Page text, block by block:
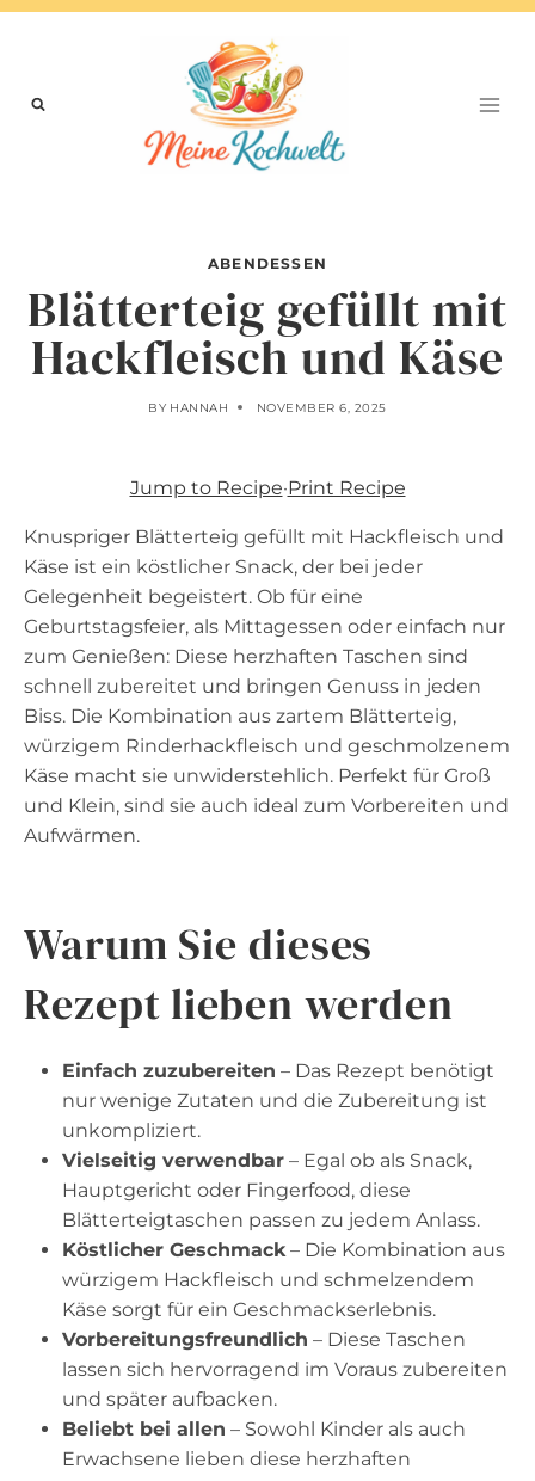
Skip
ABENDESSEN
Blätterteig gefüllt mit
Hackfleisch und Käse
BY HANNAH NOVEMBER 6, 2025
Jump to Recipe·Print Recipe
Knuspriger Blätterteig gefüllt mit Hackfleisch und
Käse ist ein köstlicher Snack, der bei jeder
Gelegenheit begeistert. Ob für eine
Geburtstagsfeier, als Mittagessen oder einfach nur
zum Genießen: Diese herzhaften Taschen sind
schnell zubereitet und bringen Genuss in jeden
Biss. Die Kombination aus zartem Blätterteig,
würzigem Rinderhackfleisch und geschmolzenem
Käse macht sie unwiderstehlich. Perfekt für Groß
und Klein, sind sie auch ideal zum Vorbereiten und
Aufwärmen.
Warum Sie dieses
Rezept lieben werden
Einfach zuzubereiten – Das Rezept benötigt
nur wenige Zutaten und die Zubereitung ist
unkompliziert.
Vielseitig verwendbar – Egal ob als Snack,
Hauptgericht oder Fingerfood, diese
Blätterteigtaschen passen zu jedem Anlass.
Köstlicher Geschmack – Die Kombination aus
würzigem Hackfleisch und schmelzendem
Käse sorgt für ein Geschmackserlebnis.
Vorbereitungsfreundlich – Diese Taschen
lassen sich hervorragend im Voraus zubereiten
und später aufbacken.
Beliebt bei allen – Sowohl Kinder als auch
Erwachsene lieben diese herzhaften